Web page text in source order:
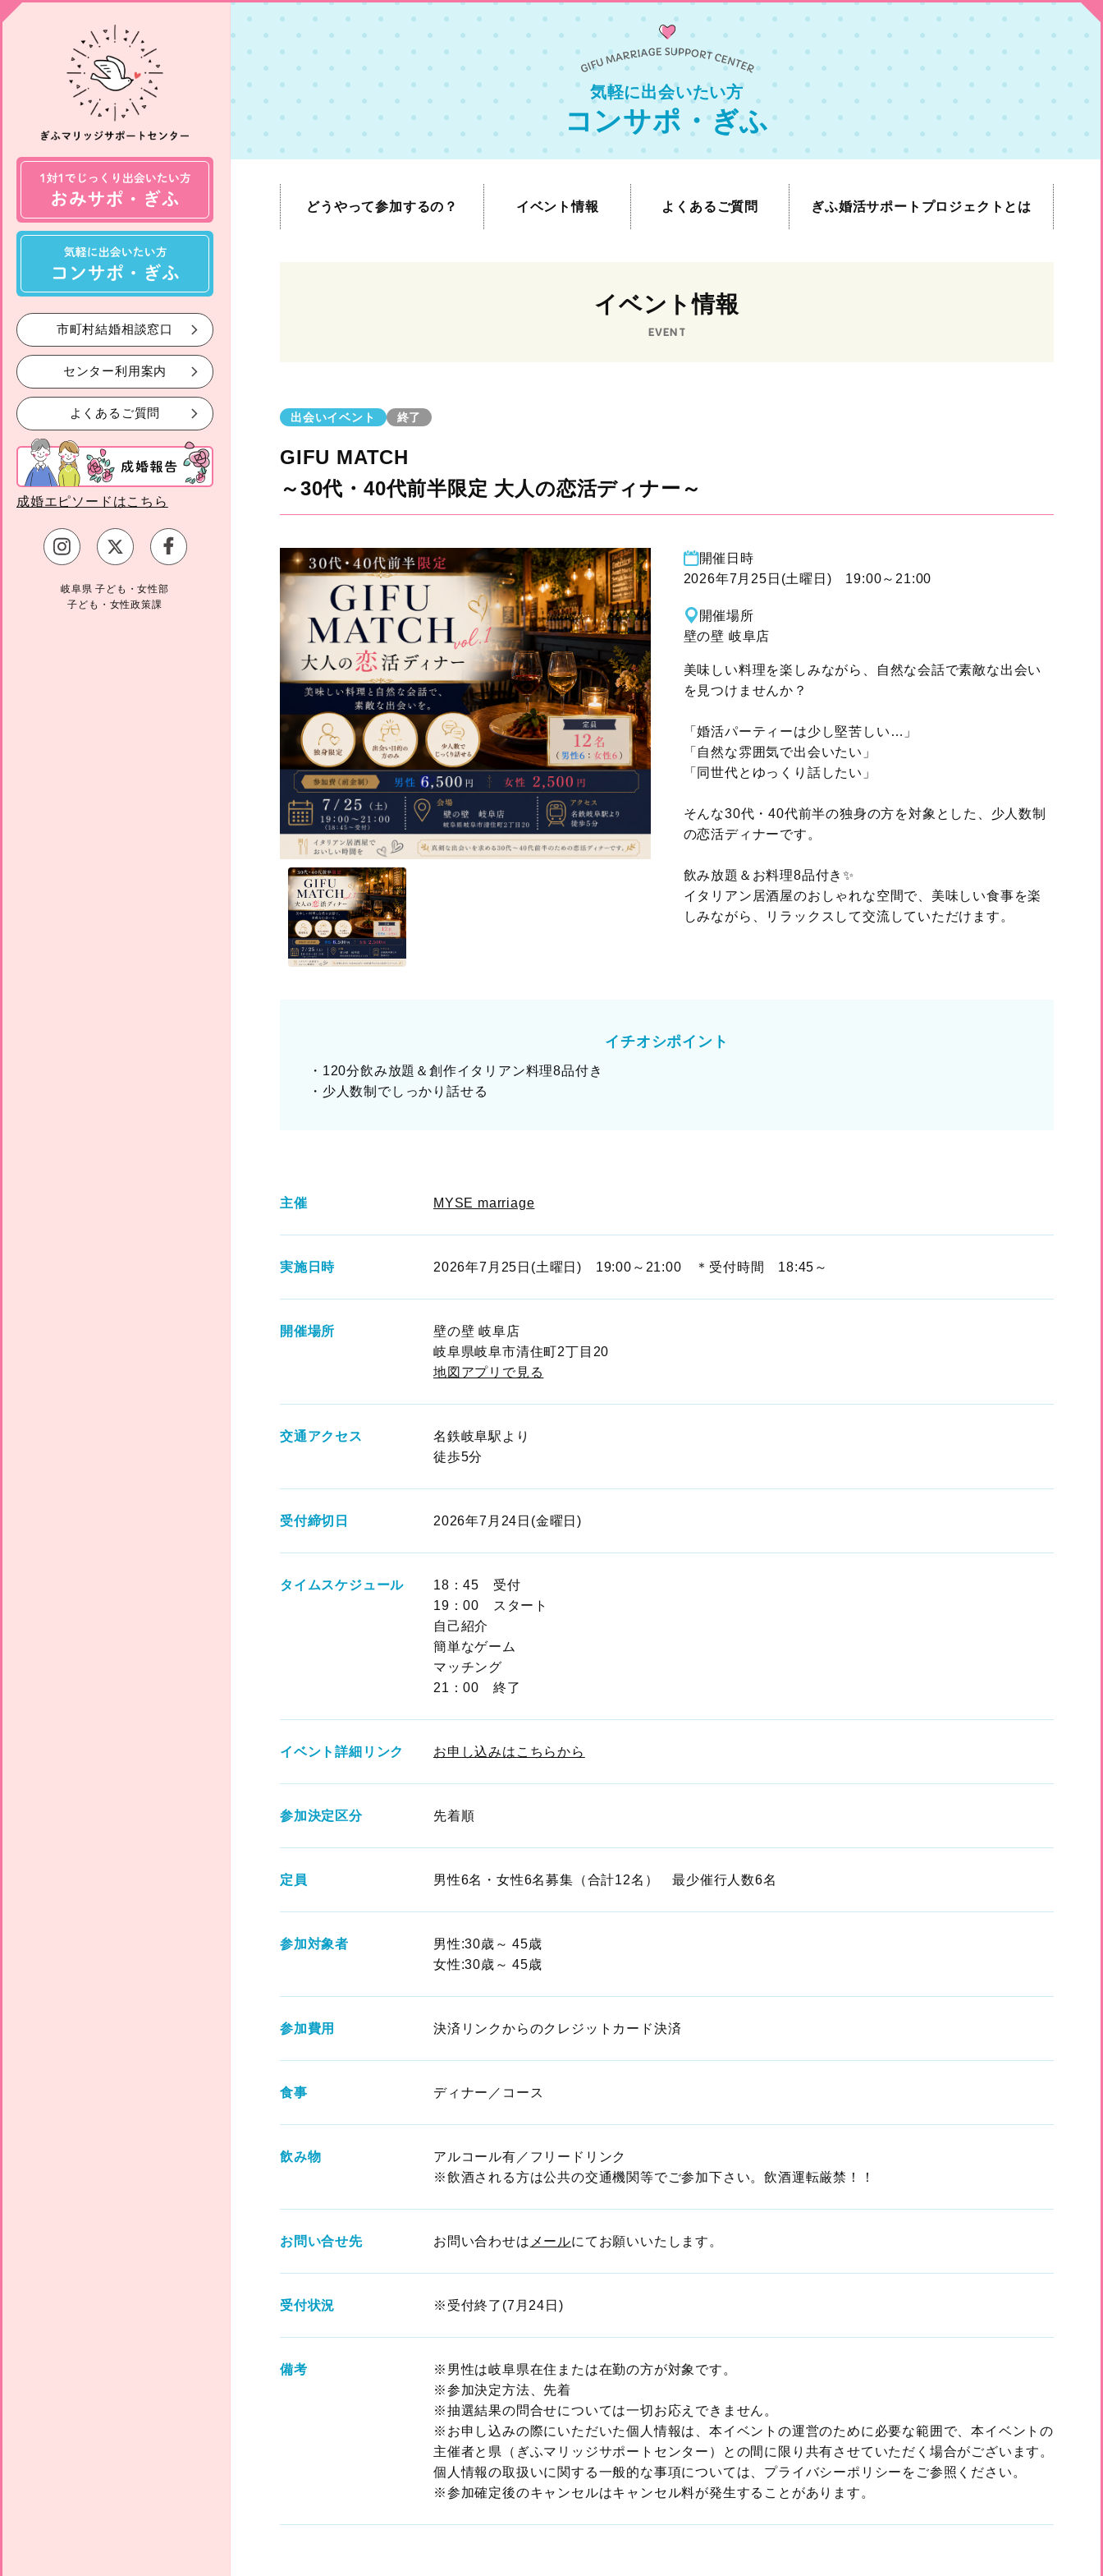
市町村結婚相談窓口
センター利用案内
よくあるご質問
成婚エピソードはこちら
岐阜県 子ども・女性部
子ども・女性政策課
気軽に出会いたい方
コンサポ・ぎふ
どうやって参加するの？ イベント情報 よくあるご質問 ぎふ婚活サポートプロジェクトとは
イベント情報
EVENT
出会いイベント 終了
GIFU MATCH
～30代・40代前半限定 大人の恋活ディナー～
開催⽇時
2026年7月25日(土曜日) 19:00～21:00
開催場所
壁の壁 岐阜店
美味しい料理を楽しみながら、自然な会話で素敵な出会い
を見つけませんか？
「婚活パーティーは少し堅苦しい…」
「自然な雰囲気で出会いたい」
「同世代とゆっくり話したい」
そんな30代・40代前半の独身の方を対象とした、少人数制
の恋活ディナーです。
飲み放題＆お料理8品付き✨
イタリアン居酒屋のおしゃれな空間で、美味しい食事を楽
しみながら、リラックスして交流していただけます。
イチオシポイント
・120分飲み放題＆創作イタリアン料理8品付き
・少人数制でしっかり話せる
主催 MYSE marriage
実施日時 2026年7月25日(土曜日) 19:00～21:00 ＊受付時間 18:45～
開催場所
壁の壁 岐阜店
岐阜県岐阜市清住町2丁目20
地図アプリで見る
交通アクセス
名鉄岐阜駅より
徒歩5分
受付締切日 2026年7月24日(金曜日)
タイムスケジュール
18：45 受付
19：00 スタート
自己紹介
簡単なゲーム
マッチング
21：00 終了
イベント詳細リンク お申し込みはこちらから
参加決定区分 先着順
定員 男性6名・女性6名募集（合計12名） 最少催行人数6名
参加対象者
男性:30歳～ 45歳
女性:30歳～ 45歳
参加費用 決済リンクからのクレジットカード決済
食事 ディナー／コース
飲み物
アルコール有／フリードリンク
※飲酒される方は公共の交通機関等でご参加下さい。飲酒運転厳禁！！
お問い合せ先 お問い合わせは メールにてお願いいたします。
受付状況 ※受付終了(7月24日)
備考
※男性は岐阜県在住または在勤の方が対象です。
※参加決定方法、先着
※抽選結果の問合せについては一切お応えできません。
※お申し込みの際にいただいた個人情報は、本イベントの運営のために必要な範囲で、本イベントの
主催者と県（ぎふマリッジサポートセンター）との間に限り共有させていただく場合がございます。
個人情報の取扱いに関する一般的な事項については、プライバシーポリシーをご参照ください。
※参加確定後のキャンセルはキャンセル料が発生することがあります。